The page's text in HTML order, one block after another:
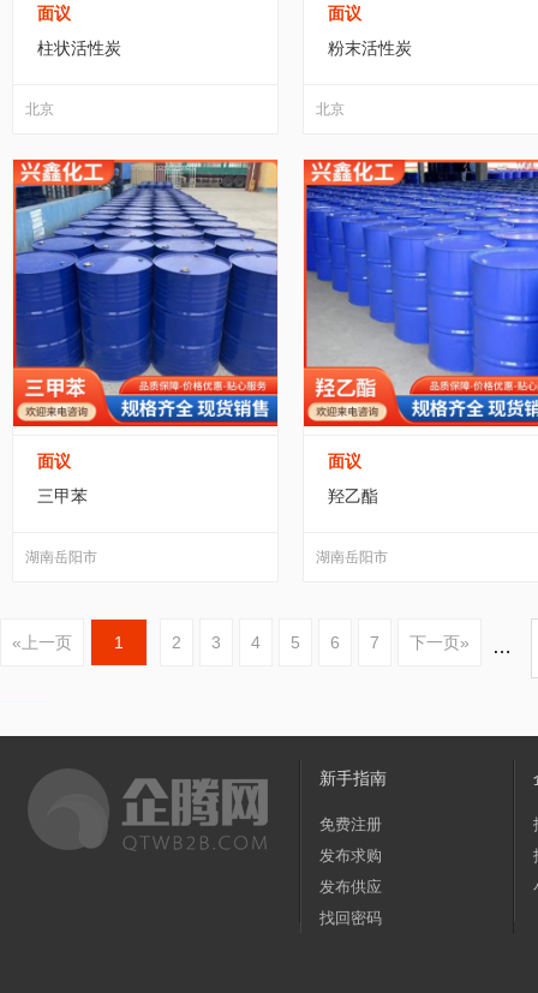
面议
柱状活性炭
北京
面议
粉末活性炭
北京
面议
三甲苯
湖南岳阳市
面议
羟乙酯
湖南岳阳市
«上一页 1 2 …
3 4 5 6 7 下一页»
新手指南
免费注册
发布求购
发布供应
找回密码